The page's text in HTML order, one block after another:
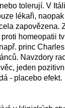
tolerují. V
lékaři,
zapovězena.
homeopatii
princ
Navzdory
jeden
- placebo efekt.